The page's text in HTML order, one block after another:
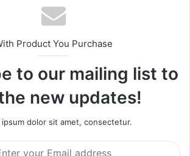
Product You Purchase
to our mailing list to
new updates!
ipsum dolor sit amet, consectetur.